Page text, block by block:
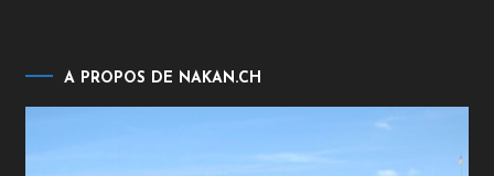
A PROPOS DE NAKAN.CH